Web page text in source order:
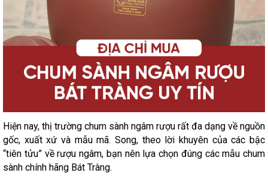
Hiện nay, thị trường chum sành ngâm rượu rất đa dạng về nguồn
gốc, xuất xứ và mẫu mã. Song, theo lời khuyên của các bậc
“tiên tửu” về rượu ngâm, bạn nên lựa chọn đúng các mẫu chum
sành chính hãng Bát Tràng.